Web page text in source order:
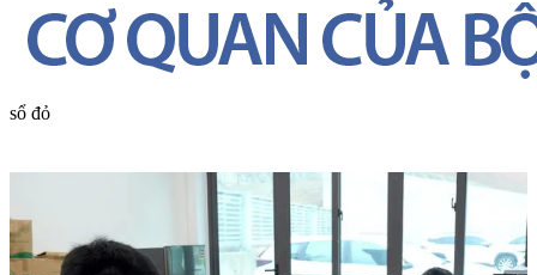
sổ đỏ